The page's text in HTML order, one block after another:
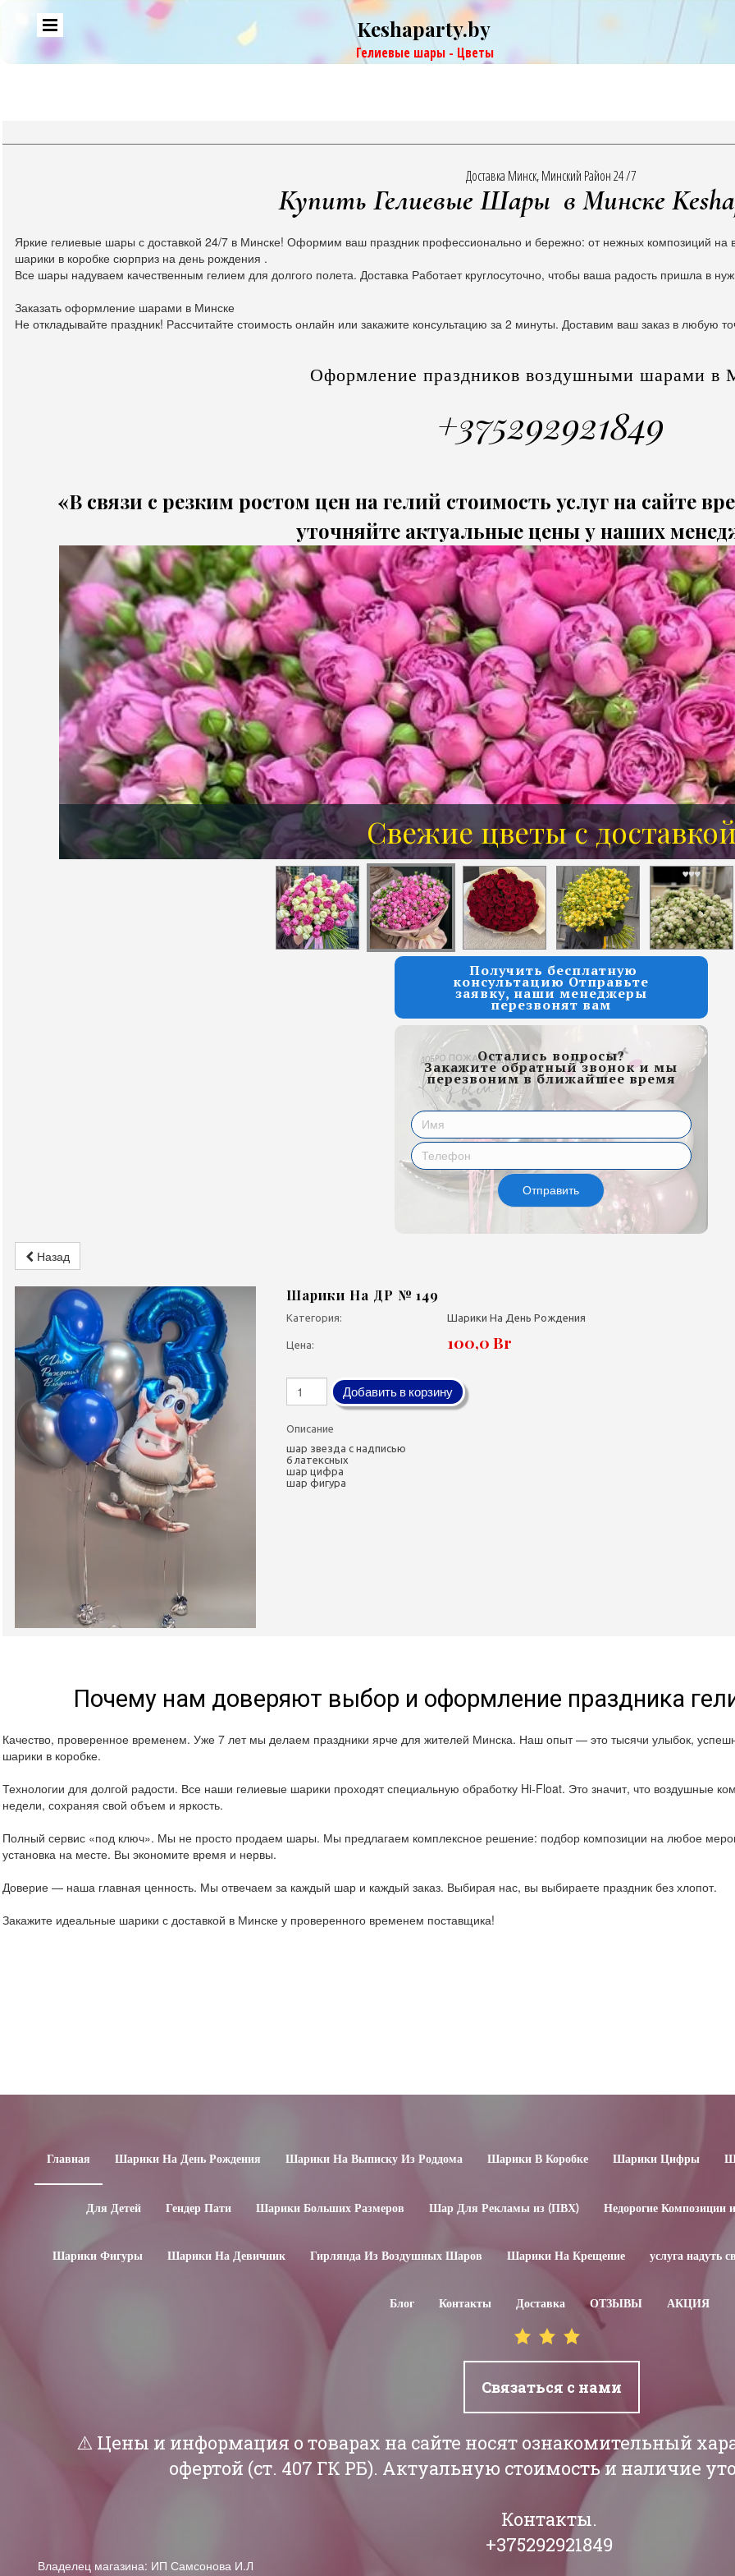
Keshaparty.by
Гелиевые шары - Цветы
Доставка Минск, Минский Район 24 /7
Купить Гелиевые Шары в Минске
Яркие гелиевые шары с доставкой 24/7 в Минске! Оформим ваш праздник профессионально и бережно: от нежных композиций на
шарики в коробке сюрприз на день рождения .
Все шары надуваем качественным гелием для долгого полета. Доставка Работает круглосуточно, чтобы ваша радость пришла в
Заказать оформление шарами в Минске
Не откладывайте праздник! Рассчитайте стоимость онлайн или закажите консультацию за 2 минуты. Доставим ваш заказ в любую
Оформление праздников воздушными шарами в
+375292921849
«В связи с резким ростом цен на гелий стоимость услуг на сайте
уточняйте актуальные цены у наших
Свежие цветы с
Розы от 7 руб за 1 шт
Получить бесплатную
консультацию Отправьте
заявку, наши менеджеры
перезвонят вам
Остались вопросы?
Закажите обратный звонок и мы
перезвоним в ближайшее время
Отправить
Назад
Шарики На ДР № 149
Категория: Шарики На День Рождения
Цена: 100,0 Br
Добавить в корзину
Описание
шар звезда с надписью
6 латексных
шар цифра
шар фигура
Почему нам доверяют выбор и оформление праздника
Качество, проверенное временем. Уже 7 лет мы делаем праздники ярче для жителей Минска. Наш опыт — это тысячи улыбок,
шарики в коробке.
Технологии для долгой радости. Все наши гелиевые шарики проходят специальную обработку Hi-Float. Это значит, что воздушные
недели, сохраняя свой объем и яркость.
Полный сервис «под ключ». Мы не просто продаем шары. Мы предлагаем комплексное решение: подбор композиции на любое
установка на месте. Вы экономите время и нервы.
Доверие — наша главная ценность. Мы отвечаем за каждый шар и каждый заказ. Выбирая нас, вы выбираете праздник без хлопот.
Закажите идеальные шарики с доставкой в Минске у проверенного временем поставщика!
Главная Шарики На День Рождения Шарики На Выписку Из Роддома Шарики В Коробке Шарики Цифры
Для Детей Гендер Пати Шарики Больших Размеров Шар Для Рекламы из (ПВХ) Недорогие Композиции
Шарики Фигуры Шарики На Девичник Гирлянда Из Воздушных Шаров Шарики На Крещение услуга надуть
Блог Контакты Доставка ОТЗЫВЫ АКЦИЯ
Связаться с нами
⚠️ Цены и информация о товарах на сайте носят ознакомительный
офертой (ст. 407 ГК РБ). Актуальную стоимость и наличие
Контакты.
+375292921849
Владелец магазина: ИП Самсонова И.Л